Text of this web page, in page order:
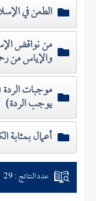
الطعن في
من نواقض
والإياس من
موجبات
يوجب الردة)
أعمال بمثابة
عدد النتائج : 29